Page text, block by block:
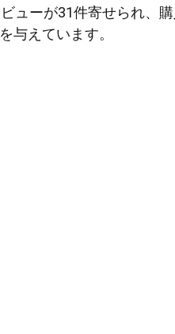
ューが31件寄せられ、
与えています。